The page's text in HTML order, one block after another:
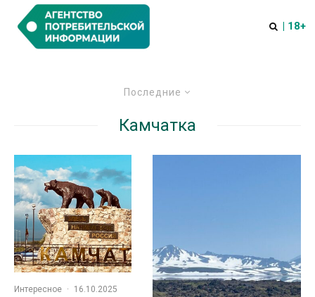
| 18+
Последние
Камчатка
Интересное · 16.10.2025